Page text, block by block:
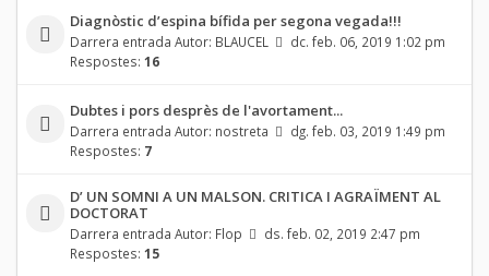
Diagnòstic d’espina bífida per segona vegada!!!
Darrera entrada Autor: BLAUCEL
dc. feb. 06, 2019 1:02 pm
Respostes: 16
Dubtes i pors desprès de l'avortament...
Darrera entrada Autor: nostreta
dg. feb. 03, 2019 1:49 pm
Respostes: 7
D’ UN SOMNI A UN MALSON. CRITICA I AGRAÏMENT AL
DOCTORAT
Darrera entrada Autor: Flop
ds. feb. 02, 2019 2:47 pm
Respostes: 15